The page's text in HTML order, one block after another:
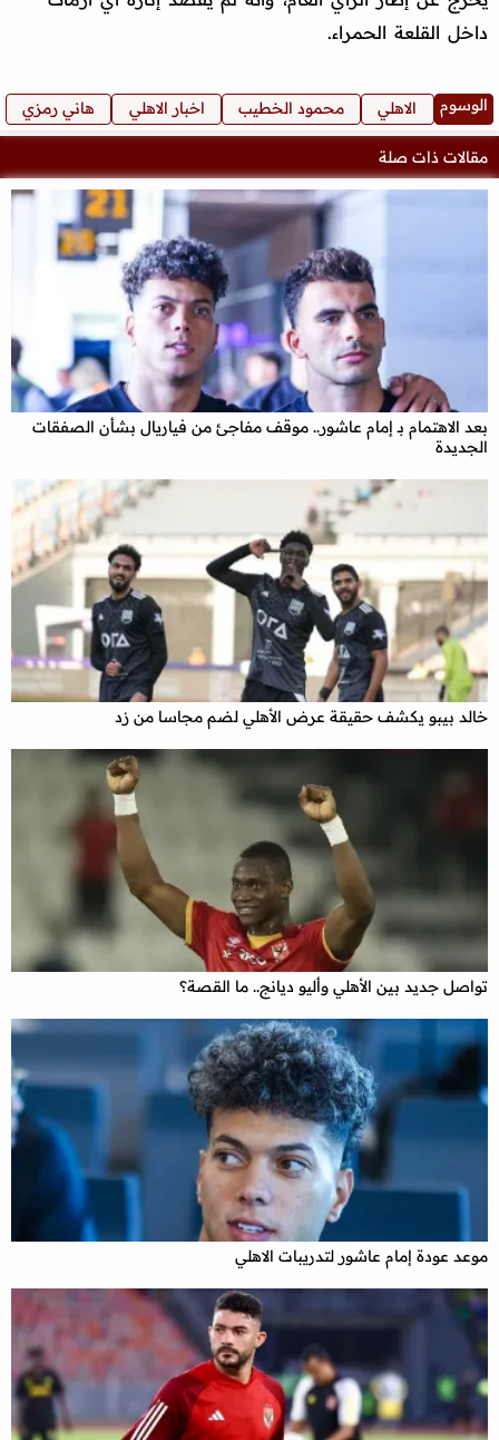
داخل القلعة الحمراء.
الوسوم الاهلي محمود الخطيب اخبار الاهلي هاني رمزي
مقالات ذات صلة
بعد الاهتمام بـ إمام عاشور.. موقف مفاجئ من فياريال بشأن الصفقات
الجديدة
خالد بيبو يكشف حقيقة عرض الأهلي لضم مجاسا من زد
تواصل جديد بين الأهلي وأليو ديانج.. ما القصة؟
موعد عودة إمام عاشور لتدريبات الاهلي